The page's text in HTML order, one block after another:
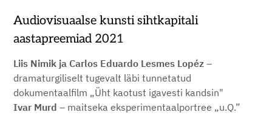
Audiovisuaalse kunsti sihtkapitali
aastapreemiad 2021
Liis Nimik ja Carlos Eduardo Lesmes Lopéz –
dramaturgiliselt tugevalt läbi tunnetatud
dokumentaalfilm „Üht kaotust igavesti kandsin"
Ivar Murd – maitseka eksperimentaalportree „u.Q.”